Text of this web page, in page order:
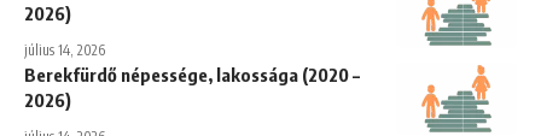
2026)
július 14, 2026
Berekfürdő népessége, lakossága (2020 –
2026)